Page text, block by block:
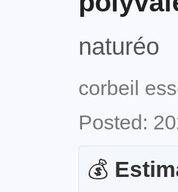
naturéo
corbeil
Posted:
💰